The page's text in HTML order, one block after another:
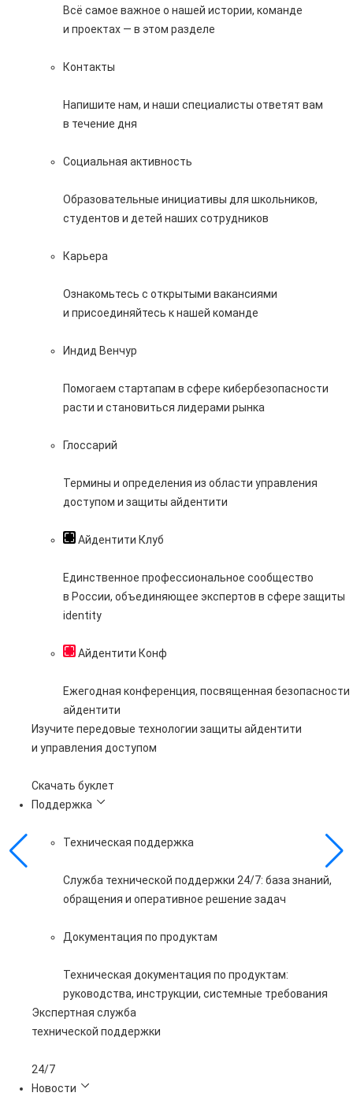
Всё самое важное о нашей истории, команде
и проектах — в этом разделе
Контакты
Напишите нам, и наши специалисты ответят вам
в течение дня
Социальная активность
Образовательные инициативы для школьников,
студентов и детей наших сотрудников
Карьера
Ознакомьтесь с открытыми вакансиями
и присоединяйтесь к нашей команде
Индид Венчур
Помогаем стартапам в сфере кибербезопасности
расти и становиться лидерами рынка
Глоссарий
Термины и определения из области управления
доступом и защиты айдентити
Айдентити Клуб
Единственное профессиональное сообщество
в России, объединяющее экспертов в сфере защиты
identity
Айдентити Конф
Ежегодная конференция, посвященная безопасности
айдентити
Изучите передовые технологии защиты айдентити
и управления доступом
Скачать буклет
Поддержка
Техническая поддержка
Служба технической поддержки 24/7: база знаний,
обращения и оперативное решение задач
Документация по продуктам
Техническая документация по продуктам:
руководства, инструкции, системные требования
Экспертная служба
технической поддержки
24/7
Новости